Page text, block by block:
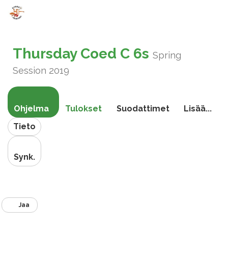
Thursday Coed C 6s Spring
Session 2019
Ohjelma Tulokset Suodattimet
Lisää...
Tieto
Synk.
Jaa